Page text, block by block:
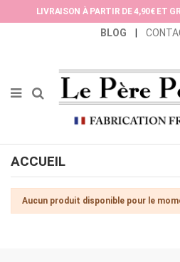
LIVRAISON À PARTIR DE 4,90€ ET
BLOG
ACCUEIL
Aucun produit disponible pour le
Panneau de gestion des cookies